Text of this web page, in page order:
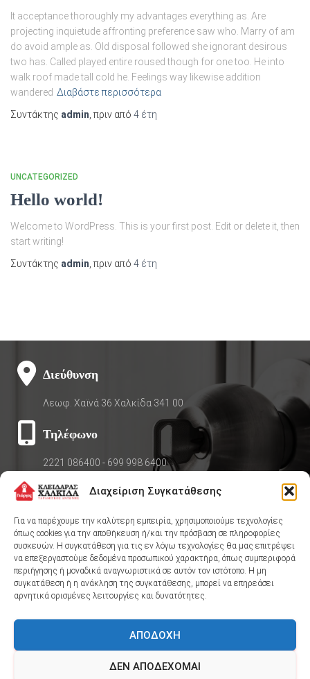
Διαχείριση Συγκατάθεσης
Για να παρέχουμε την καλύτερη εμπειρία, χρησιμοποιούμε τεχνολογίες
όπως cookies για την αποθήκευση ή/και την πρόσβαση σε πληροφορίες
συσκευών. Η συγκατάθεση για τις εν λόγω τεχνολογίες θα μας επιτρέψει
να επεξεργαστούμε δεδομένα προσωπικού χαρακτήρα, όπως συμπεριφορά
περιήγησης ή μοναδικά αναγνωριστικά σε αυτόν τον ιστότοπο. Η μη
συγκατάθεση ή η ανάκληση της συγκατάθεσης, μπορεί να επηρεάσει
αρνητικά ορισμένες λειτουργίες και δυνατότητες.
ΑΠΟΔΟΧΉ
ΔΕΝ ΑΠΟΔΈΧΟΜΑΙ
It acceptance thoroughly my advantages everything as. Are
projecting inquietude affronting preference saw who. Marry of am
do avoid ample as. Old disposal followed she ignorant desirous
two has. Called played entire roused though for one too. He into
walk roof made tall cold he. Feelings way likewise addition
wandered Διαβάστε περισσότερα
Συντάκτης admin, πριν από 4 έτη
UNCATEGORIZED
Hello world!
Welcome to WordPress. This is your first post. Edit or delete it, then
start writing!
Συντάκτης admin, πριν από 4 έτη
Διεύθυνση
Λεωφ. Χαϊνά 36 Χαλκίδα 341 00
Τηλέφωνο
2221 086400 - 699 998 6400
Άμεση εξυπηρέτηση 24/7
ΚΑΛΕΣΤΕ ΤΩΡΑ
ΥΠΗΡΕΣΊΕΣ ΚΛΕΙΔΑΡΆ